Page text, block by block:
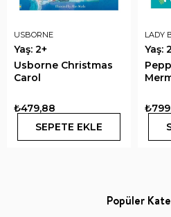
USBORNE
Yaş: 2+
Usborne Christmas
Carol
₺479,88
SEPETE EKLE
LADY
Yaş:
Popüler